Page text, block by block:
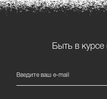
Быть в курсе
Введите ваш e-mail